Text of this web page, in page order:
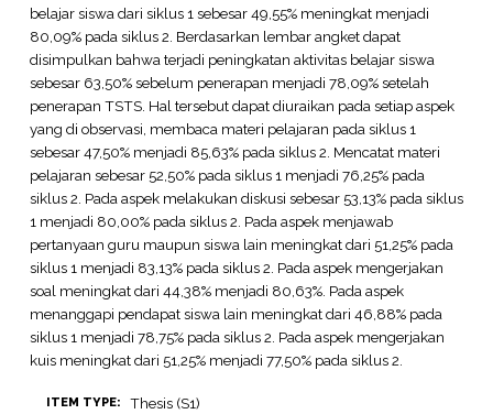
belajar siswa dari siklus 1 sebesar 49,55% meningkat menjadi
80,09% pada siklus 2. Berdasarkan lembar angket dapat
disimpulkan bahwa terjadi peningkatan aktivitas belajar siswa
sebesar 63,50% sebelum penerapan menjadi 78,09% setelah
penerapan TSTS. Hal tersebut dapat diuraikan pada setiap aspek
yang di observasi, membaca materi pelajaran pada siklus 1
sebesar 47,50% menjadi 85,63% pada siklus 2. Mencatat materi
pelajaran sebesar 52,50% pada siklus 1 menjadi 76,25% pada
siklus 2. Pada aspek melakukan diskusi sebesar 53,13% pada siklus
1 menjadi 80,00% pada siklus 2. Pada aspek menjawab
pertanyaan guru maupun siswa lain meningkat dari 51,25% pada
siklus 1 menjadi 83,13% pada siklus 2. Pada aspek mengerjakan
soal meningkat dari 44,38% menjadi 80,63%. Pada aspek
menanggapi pendapat siswa lain meningkat dari 46,88% pada
siklus 1 menjadi 78,75% pada siklus 2. Pada aspek mengerjakan
kuis meningkat dari 51,25% menjadi 77,50% pada siklus 2.
ITEM TYPE: Thesis (S1)